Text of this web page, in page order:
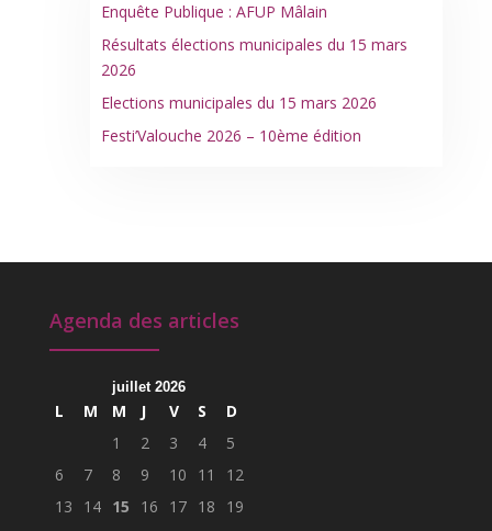
Enquête Publique : AFUP Mâlain
Résultats élections municipales du 15 mars
2026
Elections municipales du 15 mars 2026
Festi’Valouche 2026 – 10ème édition
Agenda des articles
juillet 2026
L M M J V S
D
1
2 3 4
5
6
7 8 9 10 11
12
13
14 15 16 17 18
19